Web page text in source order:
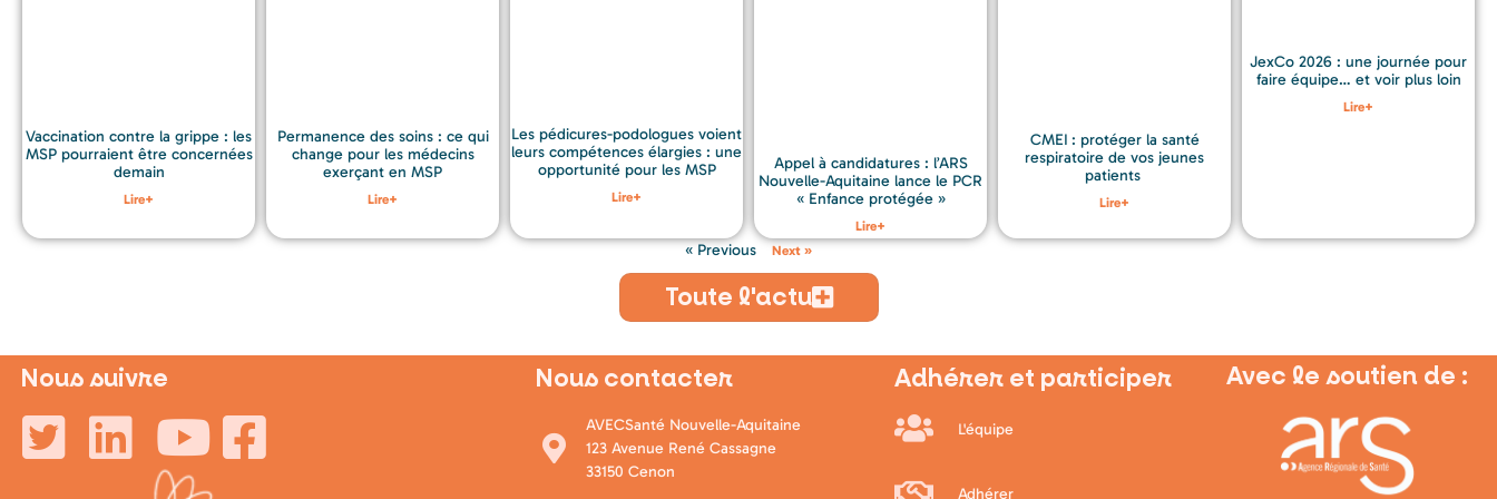
Vaccination contre la grippe : les
MSP pourraient être concernées
demain
Lire+
Permanence des soins : ce qui
change pour les médecins
exerçant en MSP
Lire+
Les pédicures-podologues voient
leurs compétences élargies : une
opportunité pour les MSP
Lire+
Appel à candidatures : l’ARS
Nouvelle-Aquitaine lance le PCR
« Enfance protégée »
Lire+
CMEI : protéger la santé
respiratoire de vos jeunes
patients
Lire+
JexCo 2026 : une journée pour
faire équipe… et voir plus loin
Lire+
« Previous Next »
Toute l'actu
Nous suivre Nous contacter
AVECSanté Nouvelle-Aquitaine
123 Avenue René Cassagne
33150 Cenon
Adhérer et participer
L'équipe
Adhérer
Avec le soutien de :